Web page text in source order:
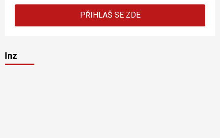
Inz